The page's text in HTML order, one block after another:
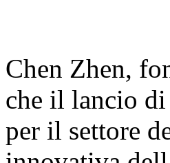
Chen Zhen,
che il lancio
per il settore